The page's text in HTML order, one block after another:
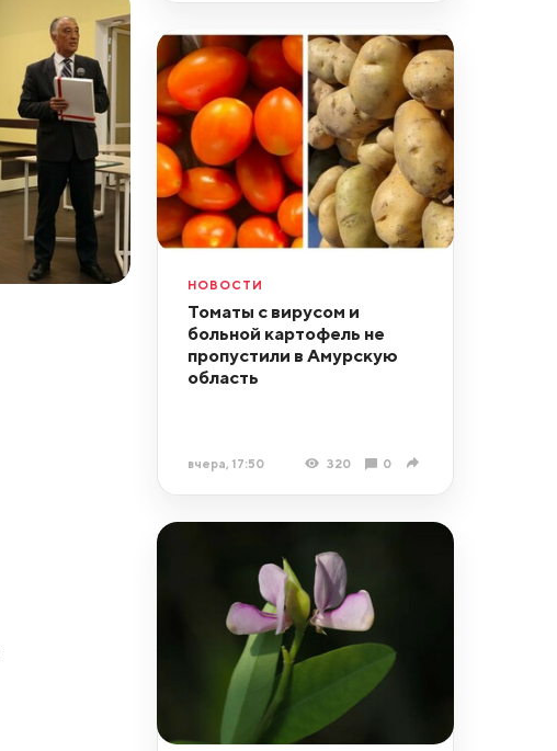
НОВОСТИ
Томаты с вирусом и
больной картофель не
пропустили в Амурскую
область
вчера, 17:50 320 0